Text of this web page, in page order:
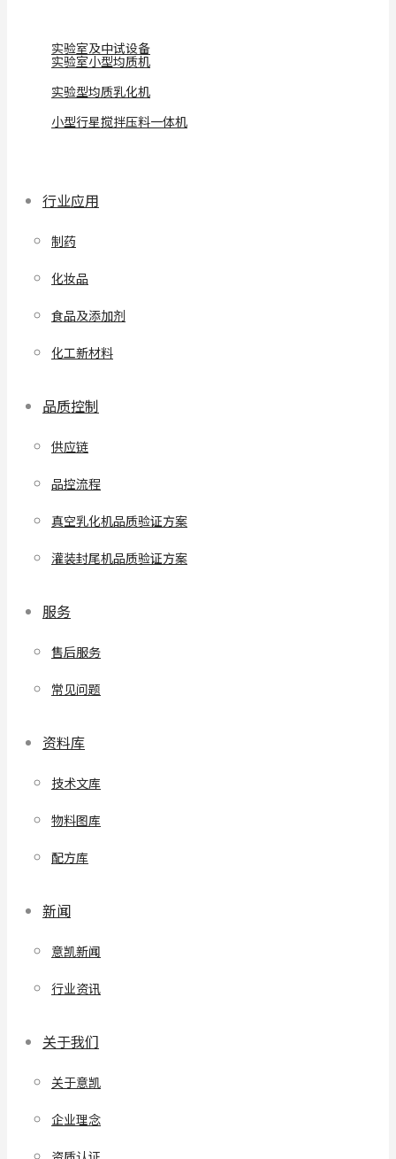
实验室及中试设备
实验室小型均质机
实验型均质乳化机
小型行星搅拌压料一体机
行业应用
制药
化妆品
食品及添加剂
化工新材料
品质控制
供应链
品控流程
真空乳化机品质验证方案
灌装封尾机品质验证方案
服务
售后服务
常见问题
资料库
技术文库
物料图库
配方库
新闻
意凯新闻
行业资讯
关于我们
关于意凯
企业理念